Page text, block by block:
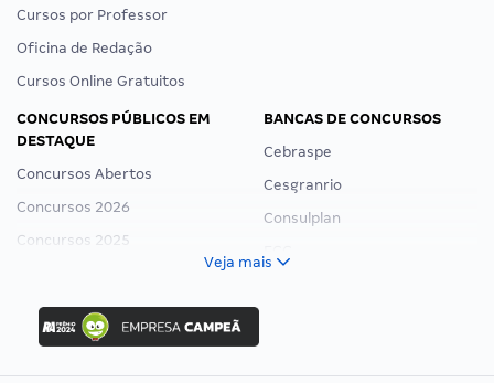
Cursos por Professor
Oficina de Redação
Cursos Online Gratuitos
CONCURSOS PÚBLICOS EM
DESTAQUE
Concursos Abertos
Concursos 2026
Concursos 2025
Concurso Ibama
Concurso MPU
Editais publicados
BANCAS DE CONCURSOS
Cebraspe
Cesgranrio
Consulplan
Veja mais